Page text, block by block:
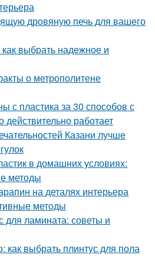
дровяную печь для вашего
выбрать надежное и
о метрополитене
с пластика за 30 способов с
работает
Казани лучше
в домашних условиях:
методы
на деталях интерьера
методы
для ламината: советы и
как выбрать плинтус для пола